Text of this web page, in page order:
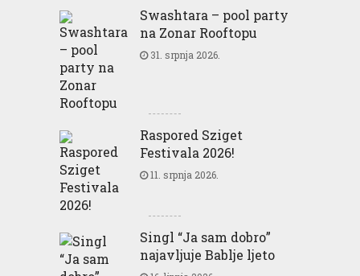
Swashtara – pool party
na Zonar Rooftopu
31. srpnja 2026.
Raspored Sziget
Festivala 2026!
11. srpnja 2026.
Singl “Ja sam dobro”
najavljuje Bablje ljeto